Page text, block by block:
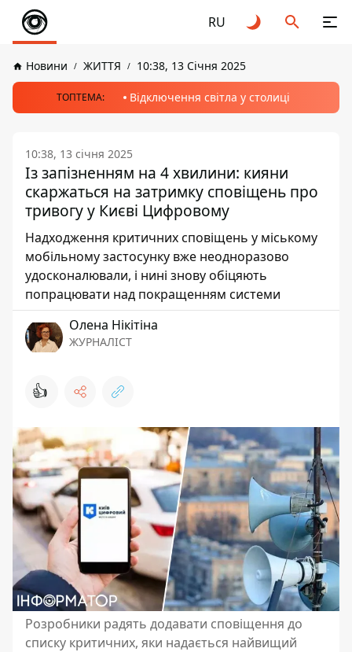
RU
Новини ЖИТТЯ 10:38, 13 Січня 2025
ТОПТЕМА: Відключення світла у столиці
10:38, 13 січня 2025
Із запізненням на 4 хвилини: кияни
скаржаться на затримку сповіщень про
тривогу у Києві Цифровому
Надходження критичних сповіщень у міському
мобільному застосунку вже неодноразово
удосконалювали, і нині знову обіцяють
попрацювати над покращенням системи
Олена Нікітіна
ЖУРНАЛІСТ
👍
Розробники радять додавати сповіщення до
списку критичних, яки надається найвищий